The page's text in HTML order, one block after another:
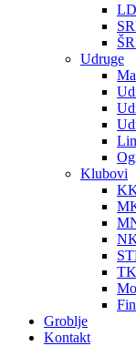
Udruge
Klubovi
Groblje
Kontakt